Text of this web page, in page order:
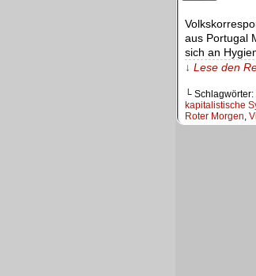
aus Portugal
sich an
↓ Lese den
└ Schlagwörter:
kapitalistische
Roter Morgen,